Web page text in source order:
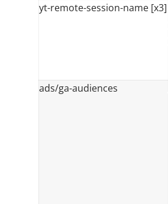
yt-remote-session-name [x3]
ads/ga-audiences